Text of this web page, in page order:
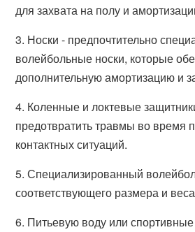
для захвата на полу и
3. Носки - предпочтительно
волейбольные носки, которые
дополнительную амортизацию и
4. Коленные и локтевые
предотвратить травмы во время
контактных ситуаций.
5. Специализированный
соответствующего размера и
6. Питьевую воду или